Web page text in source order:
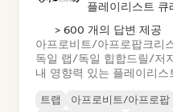
플레이리스트 큐
> 600 개의 답변 제공
아프로비트/아프로팝크리
독일 랩/독일 힙합드릴/저
내 영향력 있는 플레이리
트랩 아프로비트/아프로팝